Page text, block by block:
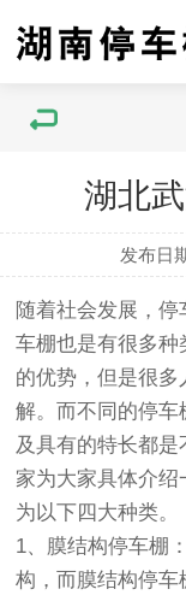
湖北
发布日
随着社会发展，
车棚也是有很多种
的优势，但是很
解。而不同的停
及具有的特长都
家为大家具体介
为以下四大种类。
1、膜结构停车棚
构，而膜结构停车